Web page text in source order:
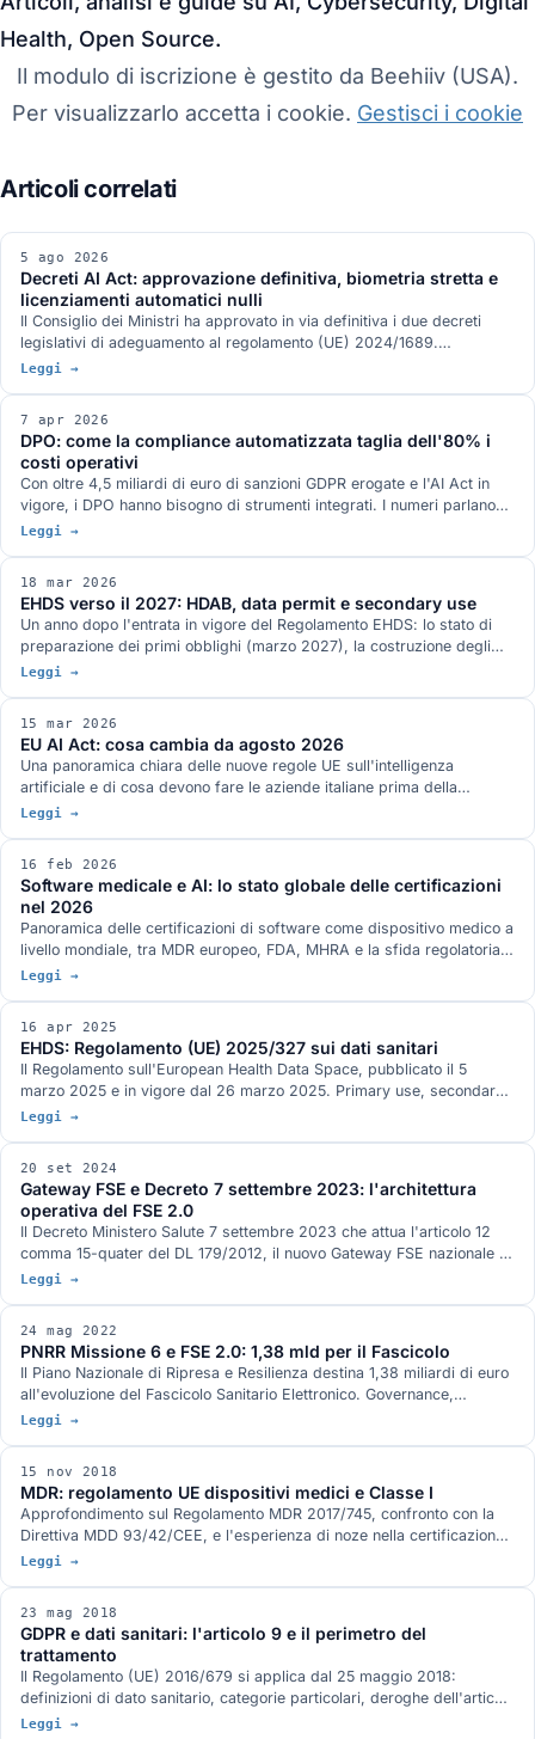
5 ago 2026
Decreti AI Act: approvazione definitiva, biometria stretta e
licenziamenti automatici nulli
Il Consiglio dei Ministri ha approvato in via definitiva i due decreti
legislativi di adeguamento al regolamento (UE) 2024/1689.
Identificazione biometrica in tempo reale solo con autorizzazione
art. 437-bis del codice penale e sanzioni allineate al rinvio del digital
omnibus.
Leggi →
7 apr 2026
DPO: come la compliance automatizzata taglia dell'80% i
costi operativi
Con oltre 4,5 miliardi di euro di sanzioni GDPR erogate e l'AI Act in
vigore, i DPO hanno bisogno di strumenti integrati. I numeri parlano
chiaro.
Leggi →
18 mar 2026
EHDS verso il 2027: HDAB, data permit e secondary use
Un anno dopo l'entrata in vigore del Regolamento EHDS: lo stato di
preparazione dei primi obblighi (marzo 2027), la costruzione degli
Health Data Access Body nazionali, il lavoro sulle procedure di data
Leggi →
15 mar 2026
EU AI Act: cosa cambia da agosto 2026
Una panoramica chiara delle nuove regole UE sull'intelligenza
artificiale e di cosa devono fare le aziende italiane prima della
scadenza.
Leggi →
16 feb 2026
Software medicale e AI: lo stato globale delle certificazioni
nel 2026
Panoramica delle certificazioni di software come dispositivo medico a
livello mondiale, tra MDR europeo, FDA, MHRA e la sfida regolatoria
posta dall'adozione crescente dell'intelligenza artificiale.
Leggi →
16 apr 2025
EHDS: Regolamento (UE) 2025/327 sui dati sanitari
Il Regolamento sull'European Health Data Space, pubblicato il 5
marzo 2025 e in vigore dal 26 marzo 2025. Primary use, secondary
use, Health Data Access Body, MyHealth@EU, HealthData@EU e il
Leggi →
20 set 2024
Gateway FSE e Decreto 7 settembre 2023: l'architettura
operativa del FSE 2.0
Il Decreto Ministero Salute 7 settembre 2023 che attua l'articolo 12
comma 15-quater del DL 179/2012, il nuovo Gateway FSE nazionale di
Sogei, il rapporto con gli Ecosistemi Dati Sanitari regionali e gli
Leggi →
24 mag 2022
PNRR Missione 6 e FSE 2.0: 1,38 mld per il Fascicolo
Il Piano Nazionale di Ripresa e Resilienza destina 1,38 miliardi di euro
all'evoluzione del Fascicolo Sanitario Elettronico. Governance,
obiettivi, nuovi standard FHIR, l'Ecosistema Dati Sanitari regionale.
Leggi →
15 nov 2018
MDR: regolamento UE dispositivi medici e Classe I
Approfondimento sul Regolamento MDR 2017/745, confronto con la
Direttiva MDD 93/42/CEE, e l'esperienza di noze nella certificazione
di un dispositivo medico software di Classe I per il supporto alla
Leggi →
23 mag 2018
GDPR e dati sanitari: l'articolo 9 e il perimetro del
trattamento
Il Regolamento (UE) 2016/679 si applica dal 25 maggio 2018:
definizioni di dato sanitario, categorie particolari, deroghe dell'articolo
9, obblighi di DPO e DPIA, rapporto con il Codice Privacy italiano.
Leggi →
Health, Open Source.
Il modulo di iscrizione è gestito da Beehiiv (USA).
Per visualizzarlo accetta i cookie. Gestisci i cookie